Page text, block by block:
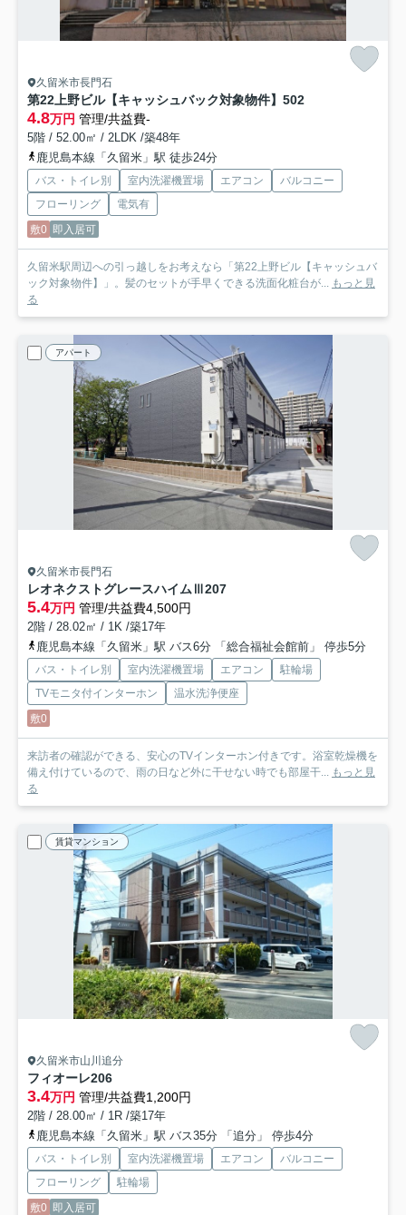
久留米市長門石
第22上野ビル【キャッシュバック対象物件】 502
4.8万円 管理/共益費-
5階 / 52.00㎡ / 2LDK /築48年
鹿児島本線「久留米」駅 徒歩24分
バス・トイレ別 室内洗濯機置場 エアコン
バルコニー
フローリング
電気有
敷0 即入居可
久留米駅周辺への引っ越しをお考えなら「第22上野ビル【キャッシュバ
ック対象物件】」。髪のセットが手早くできる洗面化粧台が...
もっと見
る
アパート
久留米市長門石
レオネクストグレースハイムⅢ207
5.4万円 管理/共益費4,500円
2階 / 28.02㎡ / 1K /築17年
鹿児島本線「久留米」駅 バス6分 「総合福祉会館前」 停歩5分
バス・トイレ別 室内洗濯機置場 エアコン
駐輪場
TVモニタ付インターホン
温水洗浄便座
敷0
来訪者の確認ができる、安心のTVインターホン付きです。浴室乾燥機を
備え付けているので、雨の日など外に干せない時でも部屋干...
もっと見
る
賃貸マンション
久留米市山川追分
フィオーレ206
3.4万円 管理/共益費1,200円
2階 / 28.00㎡ / 1R /築17年
鹿児島本線「久留米」駅 バス35分 「追分」 停歩4分
バス・トイレ別 室内洗濯機置場 エアコン
バルコニー
フローリング
駐輪場
敷0 即入居可